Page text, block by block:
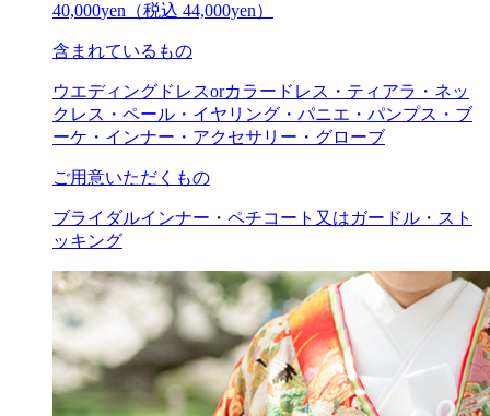
40,000yen （税込 44,000yen）
含まれているもの
ウエディングドレスorカラードレス・ティアラ・ネッ
クレス・ペール・イヤリング・パニエ・パンプス・ブ
ーケ・インナー・アクセサリー・グローブ
ご用意いただくもの
ブライダルインナー・ペチコート又はガードル・スト
ッキング